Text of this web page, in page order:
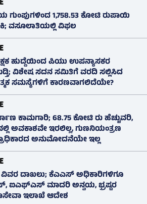
ಗುಂಪುಗಳಿಂದ 1,758.53 ಕೋಟಿ ರುಪಾಯಿ
ವಸೂಲಾತಿಯಲ್ಲಿ ವಿಫಲ
ಹುದ್ದೆಯಿಂದ ಪಿಯು ಉಪನ್ಯಾಸಕರ
ವಿಶೇಷ ಸದನ ಸಮಿತಿಗೆ ವರದಿ ಸಲ್ಲಿಸಿದ
ಸಮಸ್ಯೆಗಳಿಗೆ ಕಾರಣವಾಗಲಿದೆಯೇ?
ಕಾಮಗಾರಿ; 68.75 ಕೋಟಿ ರು ಹೆಚ್ಚುವರಿ,
ಅವಕಾಶವೇ ಇರಲಿಲ್ಲ, ಗುಣನಿಯಂತ್ರಣ
ಅನುಮೋದನೆಯೇ ಇಲ್ಲ
ವಿವರ ದಾಖಲು; ಕೆಎಎಸ್ ಅಧಿಕಾರಿಗಳಿಗೂ
ಐಎಫ್‌ಎಸ್‌ ಮಾದರಿ ಅನ್ವಯ, ಭ್ರಷ್ಟರ
ಇಲಾಖೆ ಆದೇಶ